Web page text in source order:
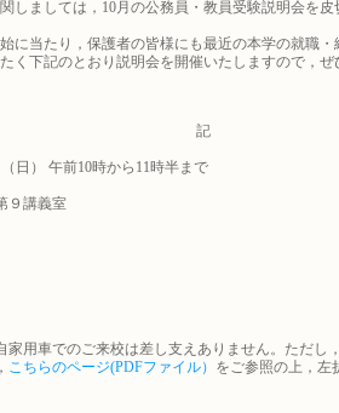
しましては，10月の公務員・教員受験説明会を
に当たり，保護者の皆様にも最近の本学の就職
く下記のとおり説明会を開催いたしますので，
記
日） 午前10時から11時半まで
講義室
用車でのご来校は差し支えありません。ただし
こちらのページ(PDFファイル） をご参照の上，左